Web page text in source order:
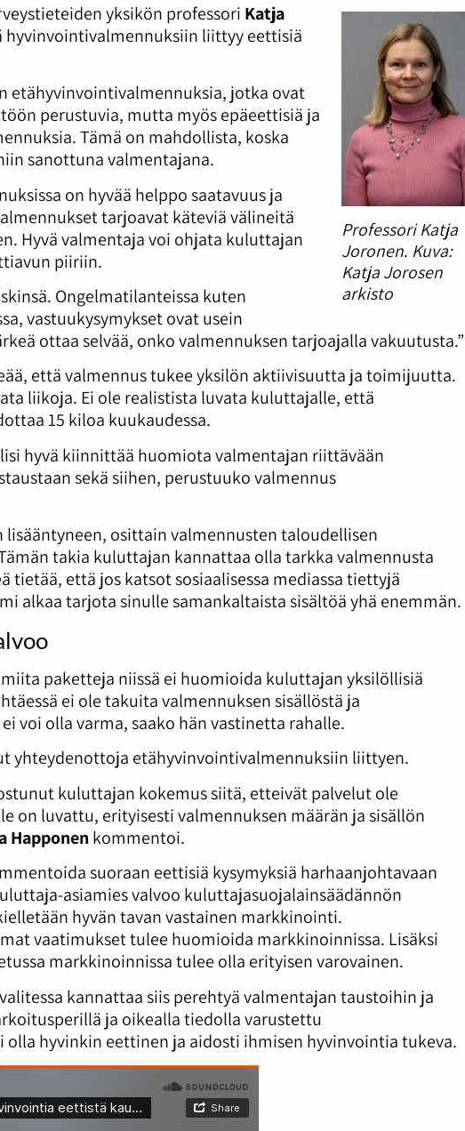
Professori Katja
Joronen. Kuva:
Katja Jorosen
arkisto
yksikön professori Katja
liittyy eettisiä
etähyvinvointivalmennuksia, jotka ovat
perustuvia, mutta myös epäeettisiä ja
Tämä on mahdollista, koska
sanottuna valmentajana.
on hyvää helppo saatavuus ja
tarjoavat käteviä välineitä
Hyvä valmentaja voi ohjata kuluttajan
piiriin.
Ongelmatilanteissa kuten
vastuukysymykset ovat usein
ottaa selvää, onko valmennuksen tarjoajalla vakuutusta.”
että valmennus tukee yksilön aktiivisuutta ja toimijuutta.
liikoja. Ei ole realistista luvata kuluttajalle, että
15 kiloa kuukaudessa.
hyvä kiinnittää huomiota valmentajan riittävään
sekä siihen, perustuuko valmennus
osittain valmennusten taloudellisen
takia kuluttajan kannattaa olla tarkka valmennusta
tietää, että jos katsot sosiaalisessa mediassa tiettyjä
alkaa tarjota sinulle samankaltaista sisältöä yhä enemmän.
paketteja niissä ei huomioida kuluttajan yksilöllisiä
ei ole takuita valmennuksen sisällöstä ja
voi olla varma, saako hän vastinetta rahalle.
yhteydenottoja etähyvinvointivalmennuksiin liittyen.
kuluttajan kokemus siitä, etteivät palvelut ole
on luvattu, erityisesti valmennuksen määrän ja sisällön
Happonenkommentoi.
suoraan eettisiä kysymyksiä harhaanjohtavaan
asiamies valvoo kuluttajasuojalainsäädännön
hyvän tavan vastainen markkinointi.
vaatimukset tulee huomioida markkinoinnissa. Lisäksi
markkinoinnissa tulee olla erityisen varovainen.
kannattaa siis perehtyä valmentajan taustoihin ja
ja oikealla tiedolla varustettu
hyvinkin eettinen ja aidosti ihmisen hyvinvointia tukeva.